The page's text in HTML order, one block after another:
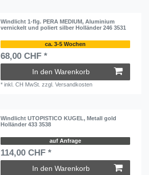
Windlicht 1-flg. PERA MEDIUM, Aluminium
vernickelt und poliert silber Holländer 246 3531
ca. 3-5 Wochen
68,00 CHF *
In den Warenkorb
*inkl. CH MwSt. zzgl.Versandkosten
Windlicht UTOPISTICO KUGEL, Metall gold
Holländer 433 3538
auf Anfrage
114,00 CHF *
In den Warenkorb